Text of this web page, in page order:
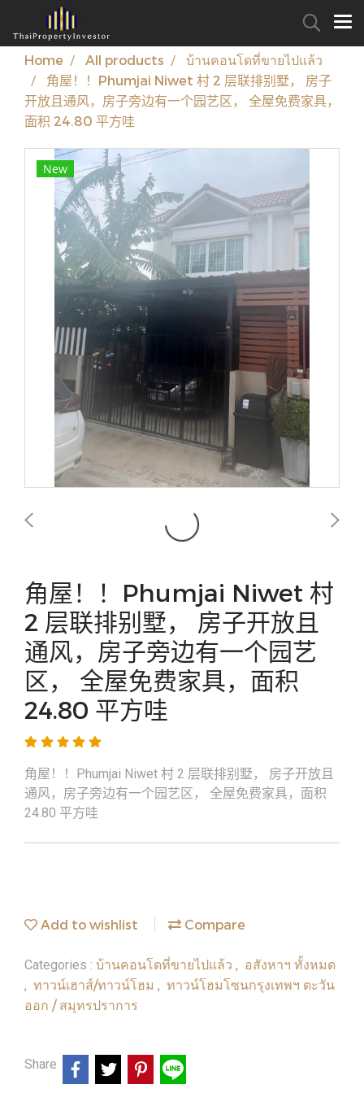
Home All products
บ้านคอนโดที่ขายไปแล้ว
角屋！！Phumjai Niwet 村 2 层联排别墅， 房子
开放且通风，房子旁边有一个园艺区， 全屋免费家具，
面积 24.80 平方哇
New
角屋！！Phumjai Niwet 村
2 层联排别墅， 房子开放且
通风，房子旁边有一个园艺
区， 全屋免费家具，面积
24.80 平方哇
角屋！！Phumjai Niwet 村 2 层联排别墅， 房子开放且
通风，房子旁边有一个园艺区， 全屋免费家具，面积
24.80 平方哇
Add to wishlist Compare
Categories : บ้านคอนโดที่ขายไปแล้ว , อสังหาฯ ทั้งหมด
, ทาวน์เฮาส์/ทาวน์โฮม , ทาวน์โฮมโซนกรุงเทพฯ ตะวัน
ออก / สมุทรปราการ
Share